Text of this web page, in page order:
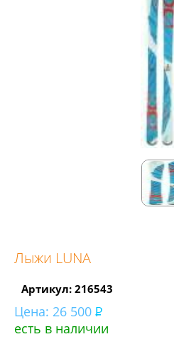
Лыжи LUNA
Артикул: 216543
Цена: 26 500
есть в наличии